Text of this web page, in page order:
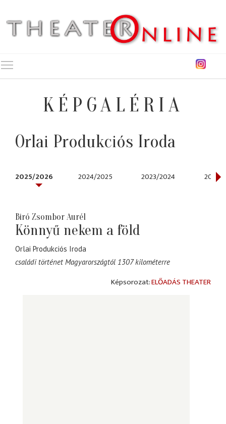
KÉPGALÉRIA
Orlai Produkciós Iroda
2025/2026 2024/2025 2023/2024 2022/
Biró Zsombor Aurél
Könnyű nekem a föld
Orlai Produkciós Iroda
családi történet Magyarországtól 1307 kilométerre
ELŐADÁS THEATER